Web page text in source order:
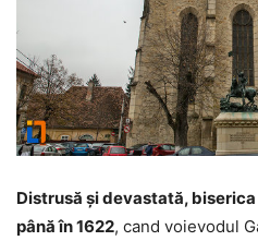
Distrusă şi devastată,
până în 1622, cand voievodul